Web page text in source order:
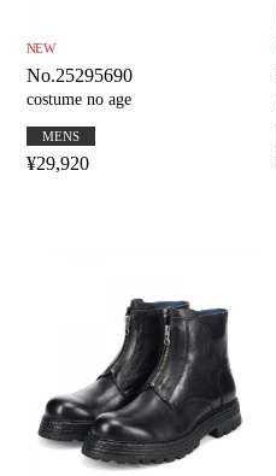
NEW
No.25295690
costume no age
MENS
¥29,920